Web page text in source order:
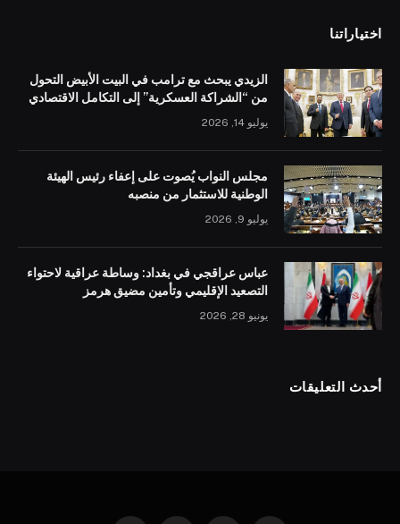
اختياراتنا
الزيدي يبحث مع ترامب في البيت الأبيض التحول
من “الشراكة العسكرية” إلى التكامل الاقتصادي
يوليو 14, 2026
مجلس النواب يُصوت على إعفاء رئيس الهيئة
الوطنية للاستثمار من منصبه
يوليو 9, 2026
عباس عراقجي في بغداد: وساطة عراقية لاحتواء
التصعيد الإقليمي وتأمين مضيق هرمز
يونيو 28, 2026
أحدث التعليقات